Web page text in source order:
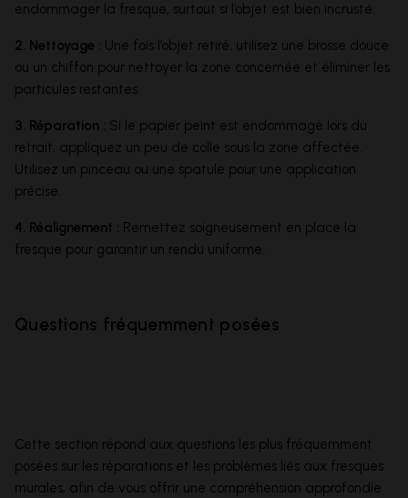
endommager la fresque, surtout si l’objet est bien incrusté.
2. Nettoyage : Une fois l’objet retiré, utilisez une brosse douce
ou un chiffon pour nettoyer la zone concernée et éliminer les
particules restantes.
3. Réparation : Si le papier peint est endommagé lors du
retrait, appliquez un peu de colle sous la zone affectée.
Utilisez un pinceau ou une spatule pour une application
précise.
4. Réalignement : Remettez soigneusement en place la
fresque pour garantir un rendu uniforme.
Questions fréquemment posées
Cette section répond aux questions les plus fréquemment
posées sur les réparations et les problèmes liés aux fresques
murales, afin de vous offrir une compréhension approfondie